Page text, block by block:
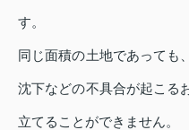
す。
同じ面積の土地であっても
沈下などの不具合が起こる
立てることができません。